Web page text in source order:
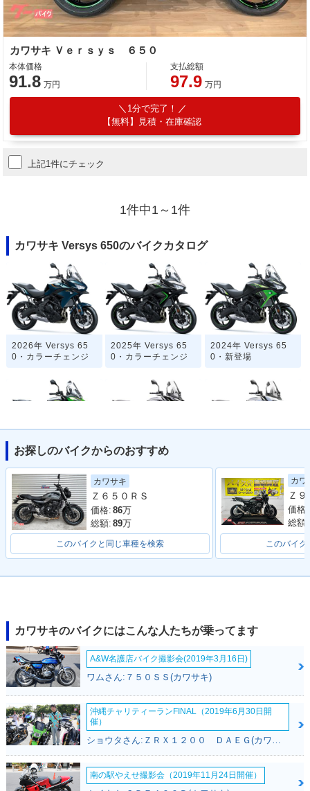
カワサキ Ｖｅｒｓｙｓ ６５０
本体価格
91.8 万円
支払総額
97.9 万円
1分で完了！
【無料】見積・在庫確認
上記1件にチェック
1件中1～1件
カワサキ Versys 650のバイクカタログ
2026年 Versys 65
0・カラーチェンジ
2025年 Versys 65
0・カラーチェンジ
2024年 Versys 65
0・新登場
0・マイナーチェン
ジ
0・カラーチェンジ
ABS・カラーチェン
2014年 Versys 650
ABS・カラーチェン
ジ
2014年 Versys 65
0・カラーチェンジ
2013年 Versys 65
0・カラーチェンジ
お探しのバイクからのおすすめ
カワサキ
Ｚ６５０ＲＳ
価格: 86万
総額: 89万
このバイクと同じ車種を検索
カワ
価格:
総額:
このバイク
カワサキのバイクにはこんな人たちが乗ってます
A&W名護店バイク撮影会(2019年3月16日)
ワムさん:７５０ＳＳ(カワサキ)
沖縄チャリティーランFINAL（2019年6月30日開
催）
ショウタさん:ＺＲＸ１２００ ＤＡＥＧ(カワサキ)
南の駅やえせ撮影会（2019年11月24日開催）